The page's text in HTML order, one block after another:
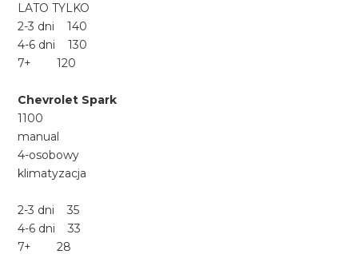
LATO TYLKO
2-3 dni 140
4-6 dni 130
7+ 120
Chevrolet Spark
1100
manual
4-osobowy
klimatyzacja
2-3 dni 35
4-6 dni 33
7+ 28